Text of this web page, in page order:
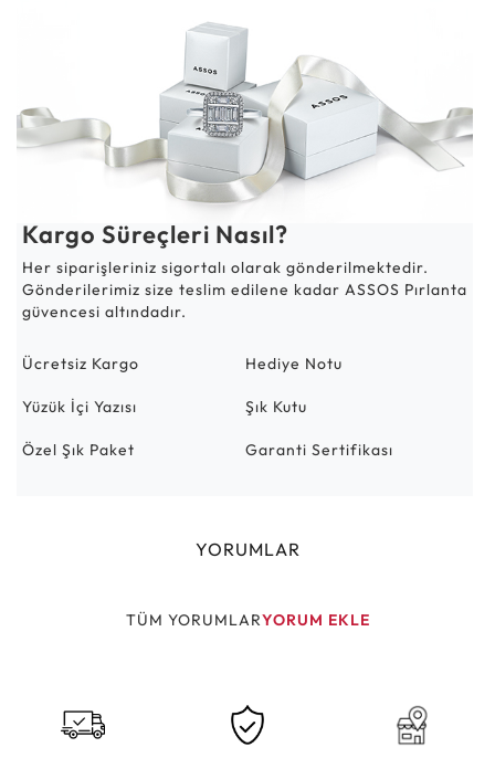
Kargo Süreçleri Nasıl?
Her siparişleriniz sigortalı olarak gönderilmektedir.
Gönderilerimiz size teslim edilene kadar ASSOS Pırlanta
güvencesi altındadır.
Ücretsiz Kargo Hediye Notu
Yüzük İçi Yazısı Şık Kutu
Özel Şık Paket Garanti Sertifikası
YORUMLAR
TÜM YORUMLARYORUM EKLE